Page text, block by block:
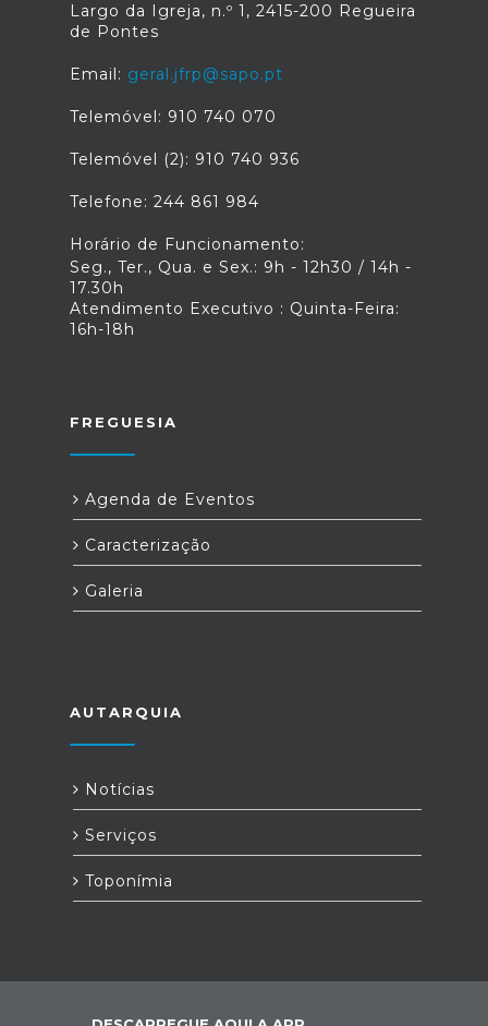
Largo da Igreja, n.º 1, 2415-200 Regueira
de Pontes
Email: geral.jfrp@sapo.pt
Telemóvel: 910 740 070
Telemóvel (2): 910 740 936
Telefone: 244 861 984
Horário de Funcionamento:
Seg., Ter., Qua. e Sex.: 9h - 12h30 / 14h -
17.30h
Atendimento Executivo : Quinta-Feira:
16h-18h
FREGUESIA
Agenda de Eventos
Caracterização
Galeria
AUTARQUIA
Notícias
Serviços
Toponímia